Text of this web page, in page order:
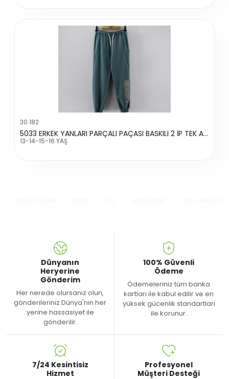
30.182
5033 ERKEK YANLARI PARÇALI PAÇASI BASKILI 2 İP TEK ALT
13-14-15-16 YAŞ
Dünyanın
Heryerine
Gönderim
Her nerede olursanız olun,
gönderileriniz Dünya'nın her
yerine hassasiyet ile
gönderilir.
100% Güvenli
Ödeme
Ödemeleriniz tüm banka
kartları ile kabul edilir ve en
yüksek gücenlik standartları
ile korunur.
7/24 Kesintisiz
Hizmet
Profesyonel
Müşteri Desteği